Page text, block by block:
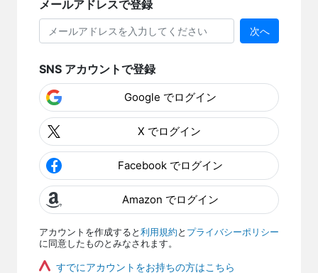
メールアドレスで登録
次へ
SNS アカウントで登録
Google でログイン
X でログイン
Facebook でログイン
Amazon でログイン
アカウントを作成すると 利用規約 と プライバシーポリシー
に同意したものとみなされます。
すでにアカウントをお持ちの方はこちら